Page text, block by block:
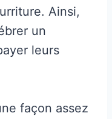
Ainsi,
un
leurs
façon assez